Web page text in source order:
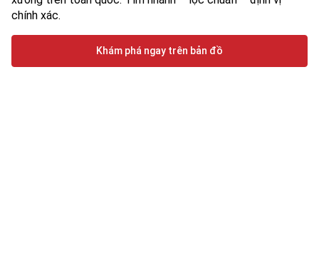
chính xác.
Khám phá ngay trên bản đồ